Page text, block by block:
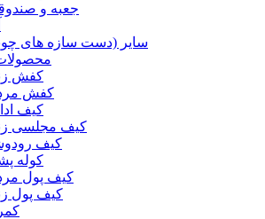
جعبه و
سایر (دست سازه های
کفش
کفش
کیف
کیف مجلسی
کیف
کوله
کیف پول
کیف پول